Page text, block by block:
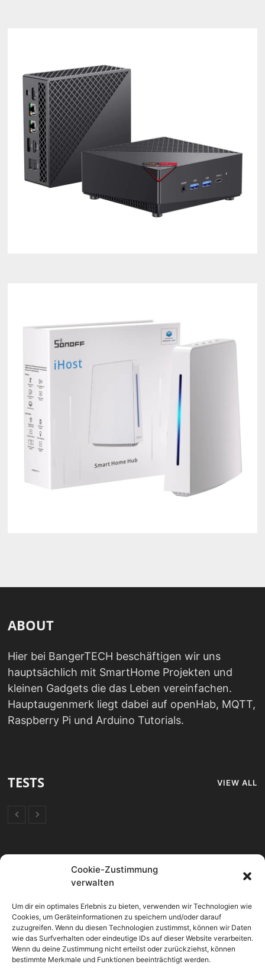
Cookie-Zustimmung
verwalten
Um dir ein optimales Erlebnis zu bieten, verwenden wir Technologien wie
Cookies, um Geräteinformationen zu speichern und/oder darauf
zuzugreifen. Wenn du diesen Technologien zustimmst, können wir Daten
wie das Surfverhalten oder eindeutige IDs auf dieser Website verarbeiten.
Wenn du deine Zustimmung nicht erteilst oder zurückziehst, können
bestimmte Merkmale und Funktionen beeinträchtigt werden.
ABOUT
Hier bei BangerTECH beschäftigen wir uns
hauptsächlich mit SmartHome Projekten und
kleinen Gadgets die das Leben vereinfachen.
Hauptaugenmerk liegt dabei auf openHab, MQTT,
Raspberry Pi und Arduino Tutorials.
TESTS VIEW ALL
OpenHAB 2 Allgemein
SmartHome Allgemein
Sonoff Geräte